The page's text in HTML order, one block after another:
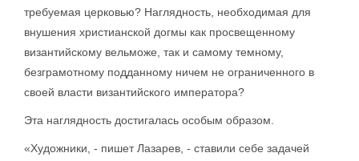
требуемая церковью? Наглядность, необходимая для
внушения христианской догмы как просвещенному
византийскому вельможе, так и самому темному,
безграмотному подданному ничем не ограниченного в
своей власти византийского императора?
Эта наглядность достигалась особым образом.
«Художники, - пишет Лазарев, - ставили себе задачей